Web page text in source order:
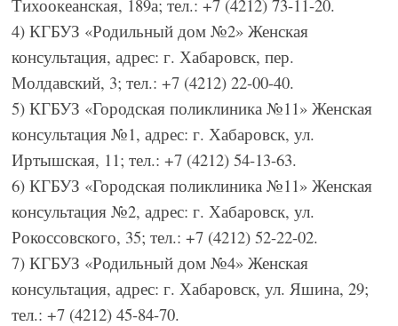
Тихоокеанская, 189а; тел.: +7 (4212) 73-11-20.
4) КГБУЗ «Родильный дом №2» Женская
консультация, адрес: г. Хабаровск, пер.
Молдавский, 3; тел.: +7 (4212) 22-00-40.
5) КГБУЗ «Городская поликлиника №11» Женская
консультация №1, адрес: г. Хабаровск, ул.
Иртышская, 11; тел.: +7 (4212) 54-13-63.
6) КГБУЗ «Городская поликлиника №11» Женская
консультация №2, адрес: г. Хабаровск, ул.
Рокоссовского, 35; тел.: +7 (4212) 52-22-02.
7) КГБУЗ «Родильный дом №4» Женская
консультация, адрес: г. Хабаровск, ул. Яшина, 29;
тел.: +7 (4212) 45-84-70.